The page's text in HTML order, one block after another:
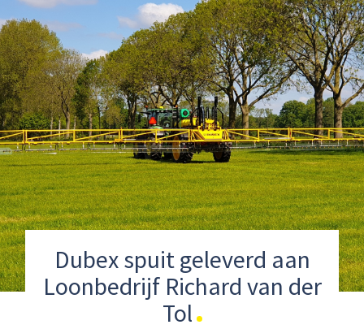
Dubex spuit geleverd aan
Loonbedrijf Richard van der
Tol